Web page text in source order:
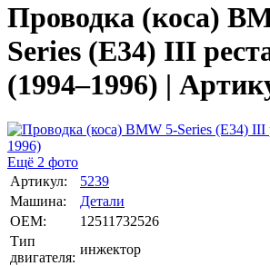
Проводка (коса)
Series (E34) III
(1994–1996) |
Ещё 2 фото
Артикул:
5239
Машина:
Детали
OEM:
12511732526
Тип
двигателя:
инжектор